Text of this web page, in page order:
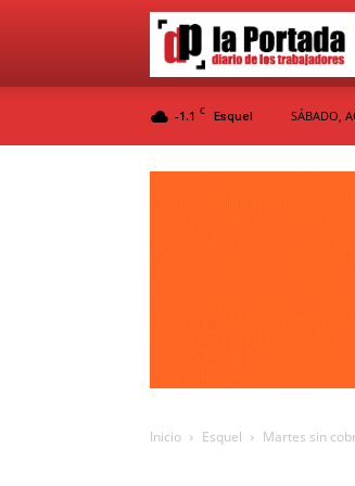
-1.1 C Esquel SÁBADO,
Inicio Esquel Martes sin